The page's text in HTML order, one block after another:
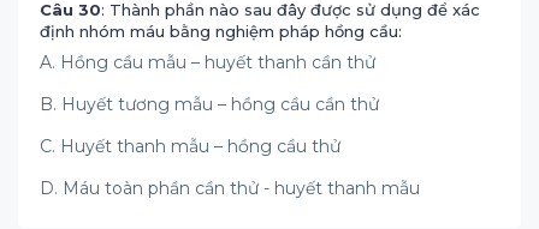
Câu 30: Thành phần nào sau đây được sử dụng để xác
định nhóm máu bằng nghiệm pháp hồng cầu:
A. Hồng cầu mẫu – huyết thanh cần thử
B. Huyết tương mẫu – hồng cầu cần thử
C. Huyết thanh mẫu – hồng cầu thử
D. Máu toàn phần cần thử - huyết thanh mẫu